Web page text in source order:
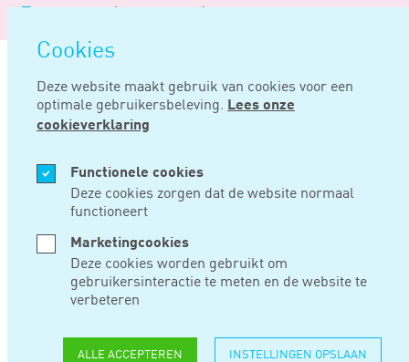
overslaan
Cookies
Deze website maakt gebruik van cookies voor een
optimale gebruikersbeleving. Lees onze
cookieverklaring
Functionele cookies
Deze cookies zorgen dat de website normaal
functioneert
Marketingcookies
Deze cookies worden gebruikt om
gebruikersinteractie te meten en de website te
verbeteren
ALLE ACCEPTEREN INSTELLINGEN OPSLAAN
Logo
Noord
Negentig
Home Nieuws
SEP 09, 2019
EÉN PROJECT IN 16
JAAR
GEEN BOF!